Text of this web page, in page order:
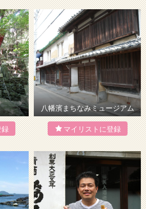
八幡濱まちなみミュージアム